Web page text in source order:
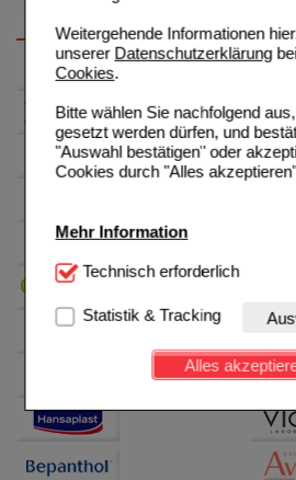
Weitergehende Informationen
unserer Datenschutzerklärung
Cookies.
Bitte wählen Sie nachfolgend
gesetzt werden dürfen, und
"Auswahl bestätigen" oder
Cookies durch "Alles
Mehr Information
Technisch Notwendig:Hierbei
Website notwendig sind (z.B.
Kundenkonto), weshalb auf
werden kann.
Einkaufserlebnis noch
beispielsweise für die
Besuchers oder unsere Seite an
Verhaltensweisen (z.B.
Technisch erforderlich
Statistik & Tracking
Alles